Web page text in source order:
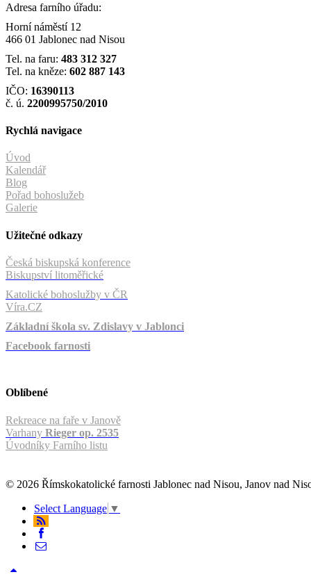
Adresa farního úřadu:
Horní náměstí 12
466 01 Jablonec nad Nisou
Tel. na faru: 483 312 327
Tel. na kněze: 602 887 143
IČO: 16390113
č. ú. 2200995750/2010
Rychlá navigace
Úvod
Kalendář
Blog
Pořad bohoslužeb
Galerie
Užitečné odkazy
Česká biskupská konference
Biskupství litoměřické
Katolické bohoslužby v ČR
Víra.CZ
Základní škola sv. Zdislavy v Jablonci
Facebook farnosti
Oblíbené
Rekreace na faře v Janově
Varhany Rieger op. 2535
Úvodníky Farního listu
© 2026 Římskokatolické farnosti Jablonec nad Nisou, Janov nad
Select Language ▼